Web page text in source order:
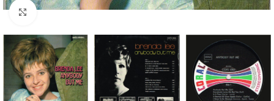
Click to enlarge